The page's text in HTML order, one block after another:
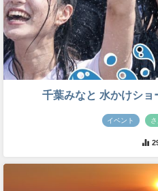
千葉みなと 水かけショ
イベント